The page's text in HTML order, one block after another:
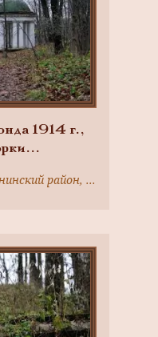
1914 г.,
Московская область, Ленинский район, село Горки Ленинские